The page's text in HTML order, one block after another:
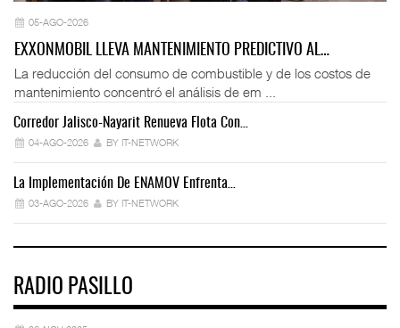
05-AGO-2026
EXXONMOBIL LLEVA MANTENIMIENTO PREDICTIVO AL…
La reducción del consumo de combustible y de los costos de
mantenimiento concentró el análisis de em ...
Corredor Jalisco-Nayarit Renueva Flota Con…
04-AGO-2026 BY IT-NETWORK
La Implementación De ENAMOV Enfrenta…
03-AGO-2026 BY IT-NETWORK
RADIO PASILLO